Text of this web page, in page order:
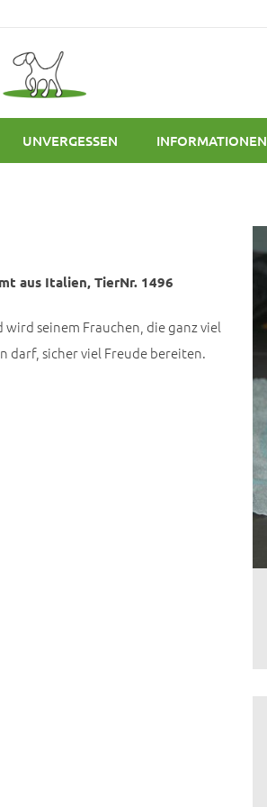
UNVERGESSEN INFORMATIONEN
aus Italien, TierNr. 1496
seinem Frauchen, die ganz viel
darf, sicher viel Freude bereiten.